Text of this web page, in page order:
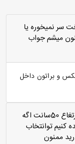
سر نميخوره يا
ميشم جواب
و براتون داخل
میزتلویزیون 180تا2مترلاارتغاع 50سانت اگه
توانتخاب
ممنون